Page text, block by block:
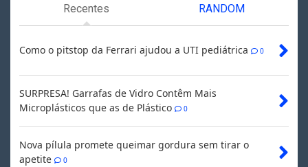
Recentes RANDOM
Como o pitstop da Ferrari ajudou a UTI pediátrica 0
SURPRESA! Garrafas de Vidro Contêm Mais
Microplásticos que as de Plástico
0
Nova pílula promete queimar gordura sem tirar o
apetite
0